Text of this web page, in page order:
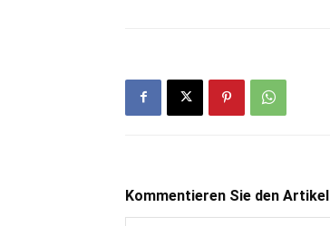
Kommentieren Sie den Artikel